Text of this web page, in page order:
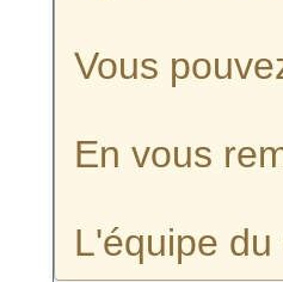
Vous
En vous
L'équipe du